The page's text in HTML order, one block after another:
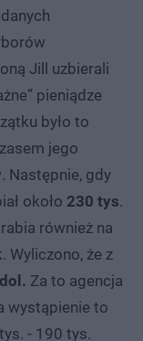
Jill uzbierali
pieniądze
było to
jego
. Następnie, gdy
około 230 tys.
również na
Wyliczono, że z
Za to agencja
wystąpienie to
- 190 tys.